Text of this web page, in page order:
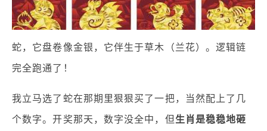
蛇，它盘卷像金银，它伴生于草木（兰花）。逻辑链
完全跑通了！
我立马选了蛇在那期里狠狠买了一把，当然配上了几
个数字。开奖那天，数字没全中，但 生肖是稳稳地砸